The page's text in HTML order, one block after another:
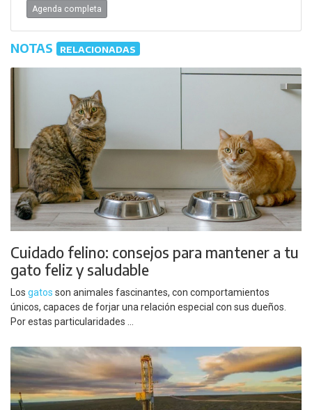
Agenda completa
NOTAS RELACIONADAS
Cuidado felino: consejos para mantener a tu
gato feliz y saludable
Los gatos son animales fascinantes, con comportamientos
únicos, capaces de forjar una relación especial con sus dueños.
Por estas particularidades ...